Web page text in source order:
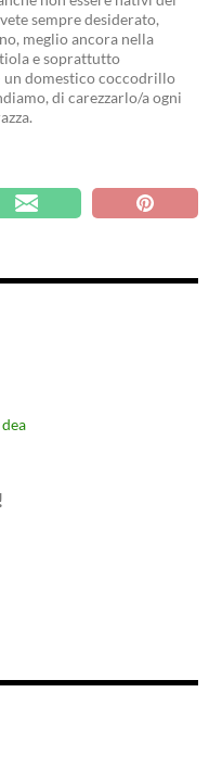
sempre desiderato,
meglio ancora nella
e soprattutto
un domestico coccodrillo
di carezzarlo/a ogni